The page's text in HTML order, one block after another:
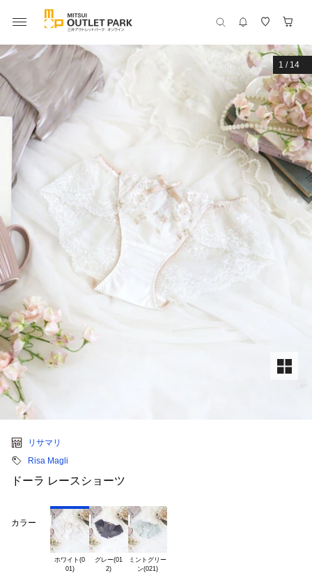
1 / 14
リサマリ
Risa Magli
ドーラ レースショーツ
カラー
ホワイト(0
01)
グレー(01
ミントグリー